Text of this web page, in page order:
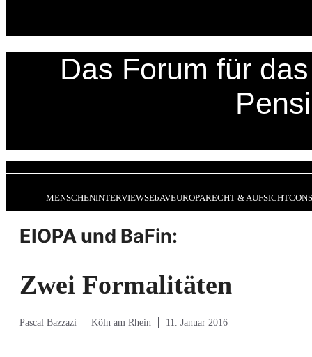
Das Forum für
MENSCHENINTERVIEWSEbAVEUROPARECHT & AUFSICHT
EIOPA und BaFin:
Zwei Formalitäten
Pascal Bazzazi Köln am Rhein 11. Januar 2016